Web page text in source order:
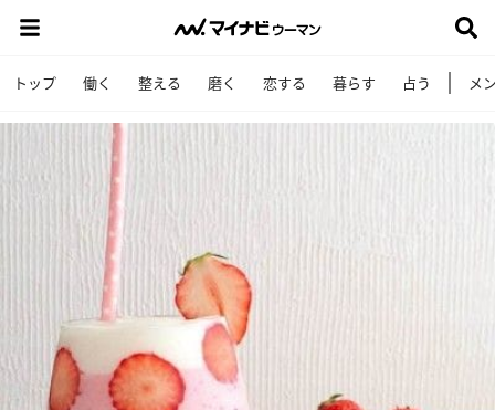
トップ 働く 整える 磨く 恋する 暮らす 占う メ